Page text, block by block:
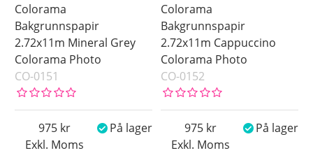
Colorama
Bakgrunnspapir
2.72x11m Mineral Grey
Colorama Photo
CO-0151
Exkl. Moms
975 På lager
Colorama
Bakgrunnspapir
2.72x11m Cappuccino
Colorama Photo
CO-0152
Exkl. Moms
975 På lager